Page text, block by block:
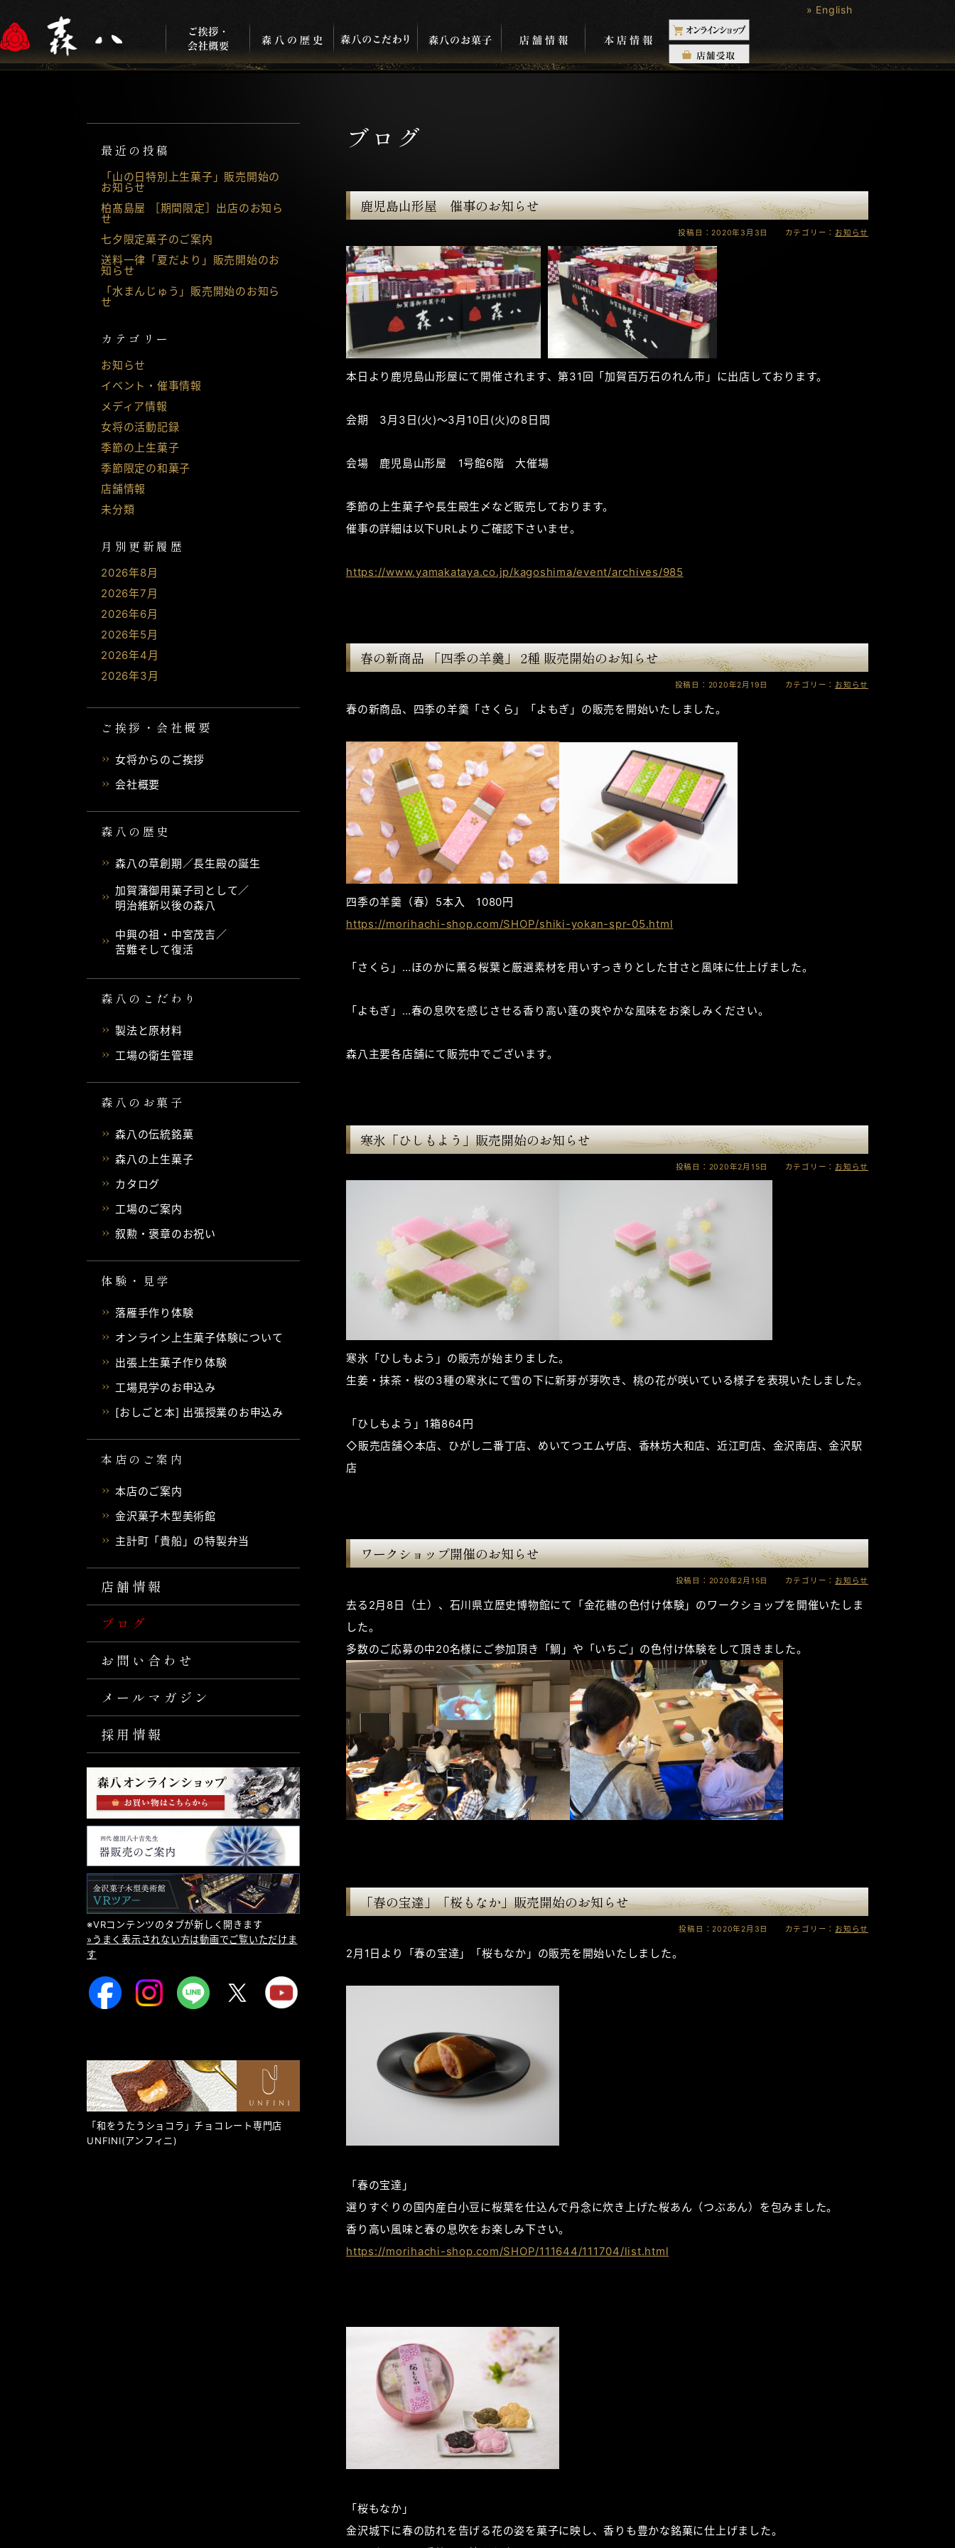
» English
最近の投稿
「山の日特別上生菓子」販売開始の
お知らせ
柏髙島屋 ［期間限定］出店のお知ら
せ
七夕限定菓子のご案内
送料一律「夏だより」販売開始のお
知らせ
「水まんじゅう」販売開始のお知ら
せ
カテゴリー
お知らせ
イベント・催事情報
メディア情報
女将の活動記録
季節の上生菓子
季節限定の和菓子
店舗情報
未分類
月別更新履歴
2026年8月
2026年7月
2026年6月
2026年5月
2026年4月
2026年3月
ご挨拶・会社概要
女将からのご挨拶
会社概要
森八の歴史
森八の草創期／長生殿の誕生
加賀藩御用菓子司として／
明治維新以後の森八
中興の祖・中宮茂吉／
苦難そして復活
森八のこだわり
製法と原材料
工場の衛生管理
森八のお菓子
森八の伝統銘菓
森八の上生菓子
カタログ
工場のご案内
叙勲・褒章のお祝い
体験・見学
落雁手作り体験
オンライン上生菓子体験について
出張上生菓子作り体験
工場見学のお申込み
[おしごと本] 出張授業のお申込み
本店のご案内
本店のご案内
金沢菓子木型美術館
主計町「貴船」の特製弁当
店舗情報
ブログ
お問い合わせ
メールマガジン
採用情報
※VRコンテンツのタブが新しく開きます
»うまく表示されない方は動画でご覧いただけま
す
「和をうたうショコラ」チョコレート専門店
UNFINI(アンフィニ)
ブログ
鹿児島山形屋 催事のお知らせ
投稿日：2020年3月3日 カテゴリー： お知らせ
本日より鹿児島山形屋にて開催されます、第31回「加賀百万石のれん市」に出店しております。
会期 3月3日(火)～3月10日(火)の8日間
会場 鹿児島山形屋 1号館6階 大催場
季節の上生菓子や長生殿生〆など販売しております。
催事の詳細は以下URLよりご確認下さいませ。
https://www.yamakataya.co.jp/kagoshima/event/archives/985
春の新商品 「四季の羊羹」 2種 販売開始のお知らせ
投稿日：2020年2月19日 カテゴリー： お知らせ
春の新商品、四季の羊羹「さくら」「よもぎ」の販売を開始いたしました。
四季の羊羹（春）5本入 1080円
https://morihachi-shop.com/SHOP/shiki-yokan-spr-05.html
「さくら」…ほのかに薫る桜葉と厳選素材を用いすっきりとした甘さと風味に仕上げました。
「よもぎ」…春の息吹を感じさせる香り高い蓬の爽やかな風味をお楽しみください。
森八主要各店舗にて販売中でございます。
寒氷「ひしもよう」販売開始のお知らせ
投稿日：2020年2月15日 カテゴリー： お知らせ
寒氷「ひしもよう」の販売が始まりました。
生姜・抹茶・桜の3種の寒氷にて雪の下に新芽が芽吹き、桃の花が咲いている様子を表現いたしました。
「ひしもよう」1箱864円
◇販売店舗◇本店、ひがし二番丁店、めいてつエムザ店、香林坊大和店、近江町店、金沢南店、金沢駅
店
ワークショップ開催のお知らせ
投稿日：2020年2月15日 カテゴリー： お知らせ
去る2月8日（土）、石川県立歴史博物館にて「金花糖の色付け体験」のワークショップを開催いたしま
した。
多数のご応募の中20名様にご参加頂き「鯛」や「いちご」の色付け体験をして頂きました。
「春の宝達」「桜もなか」販売開始のお知らせ
投稿日：2020年2月3日 カテゴリー： お知らせ
2月1日より「春の宝達」「桜もなか」の販売を開始いたしました。
「春の宝達」
選りすぐりの国内産白小豆に桜葉を仕込んで丹念に炊き上げた桜あん（つぶあん）を包みました。
香り高い風味と春の息吹をお楽しみ下さい。
https://morihachi-shop.com/SHOP/111644/111704/list.html
「桜もなか」
金沢城下に春の訪れを告げる花の姿を菓子に映し、香りも豊かな銘菓に仕上げました。